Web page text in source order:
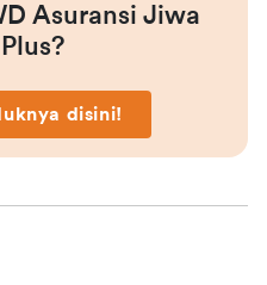
Asuransi Jiwa
disini!